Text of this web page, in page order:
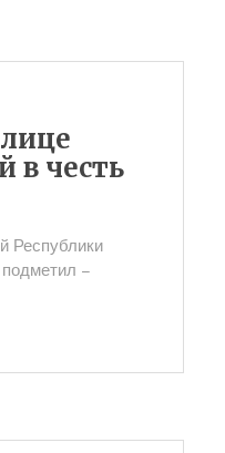
в честь
Республики
−